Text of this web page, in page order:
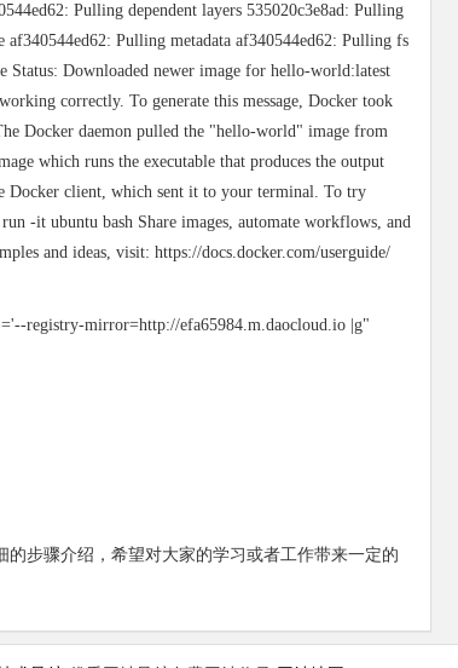
Pulling dependent layers 535020c3e8ad: Pulling
Pulling metadata af340544ed62: Pulling fs
Status: Downloaded newer image for hello-world:latest
correctly. To generate this message, Docker took
Docker daemon pulled the "hello-world" image from
which runs the executable that produces the output
Docker client, which sent it to your terminal. To try
-it ubuntu bash Share images, automate workflows, and
and ideas, visit: https://docs.docker.com/userguide/
registry-mirror=http://efa65984.m.daocloud.io |g"
的步骤介绍，希望对大家的学习或者工作带来一定的